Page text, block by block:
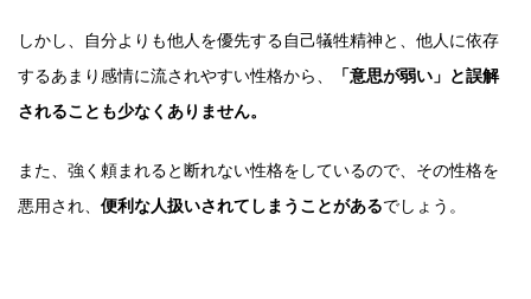
しかし、自分よりも他人を優先する自己犠牲精神と、他人に依存
するあまり感情に流されやすい性格から、
「意思が弱い」と誤解
されることも少なくありません。
また、強く頼まれると断れない性格をしているので、その性格を
悪用され、 便利な人扱いされてしまうことがあるでしょう。